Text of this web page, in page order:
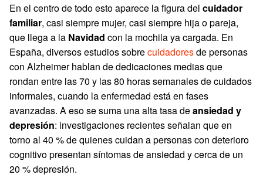
En el centro de todo esto aparece la figura del cuidador
familiar, casi siempre mujer, casi siempre hija o pareja,
que llega a la Navidad con la mochila ya cargada. En
España, diversos estudios sobrecuidadoresde personas
con Alzheimer hablan de dedicaciones medias que
rondan entre las 70 y las 80 horas semanales de cuidados
informales, cuando la enfermedad está en fases
avanzadas. A eso se suma una alta tasa deansiedad y
depresión: investigaciones recientes señalan que en
torno al 40 % de quienes cuidan a personas con deterioro
cognitivo presentan síntomas de ansiedad y cerca de un
20 % depresión.